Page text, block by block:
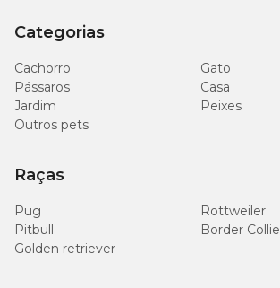
Categorias
Cachorro
Gato
Pássaros
Casa
Jardim
Peixes
Outros pets
Raças
Pug
Rottweiler
Pitbull
Border Collie
Golden retriever